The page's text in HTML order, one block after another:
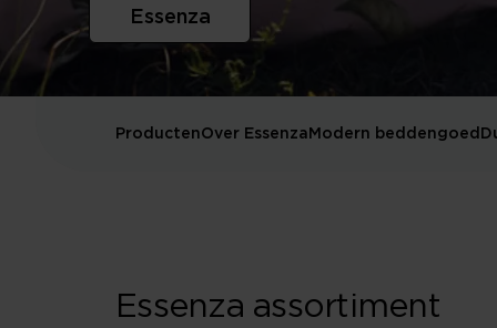
Essenza
ProductenOver Essenza Modern beddengoed
Essenza assortiment